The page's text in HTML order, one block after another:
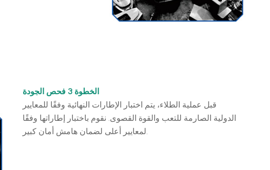
الخطوة 3 فحص الجودة
قبل عملية الطلاء، يتم اختبار الإطارات النهائية وفقًا للمعايير
الدولية الصارمة للتعب والقوة القصوى. نقوم باختبار إطاراتها وفقًا
لمعايير أعلى لضمان هامش أمان كبير.